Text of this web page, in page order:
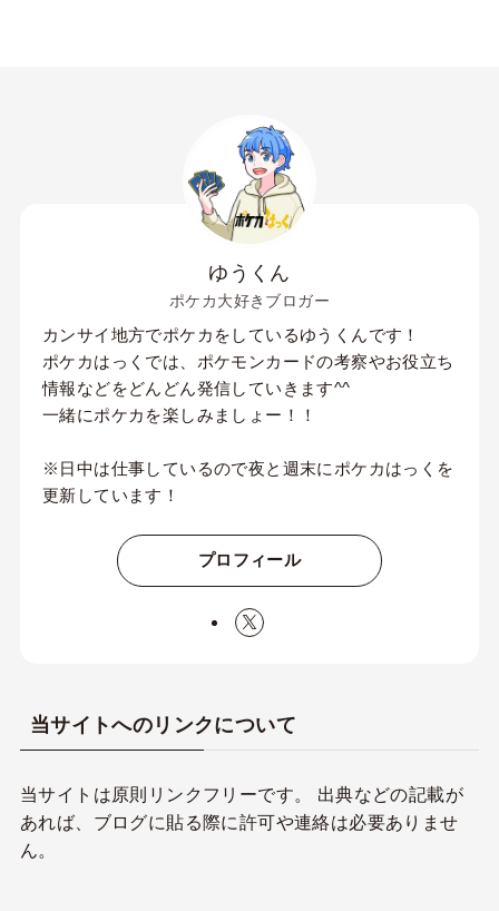
ゆうくん
ポケカ大好きブロガー
カンサイ地方でポケカをしているゆうくんです！
ポケカはっくでは、ポケモンカードの考察やお役立ち
情報などをどんどん発信していきます^^
一緒にポケカを楽しみましょー！！
※日中は仕事しているので夜と週末にポケカはっくを
更新しています！
プロフィール
当サイトへのリンクについて
当サイトは原則リンクフリーです。 出典などの記載が
あれば、ブログに貼る際に許可や連絡は必要ありませ
ん。